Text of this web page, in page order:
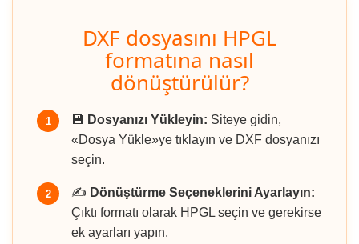
DXF dosyasını HPGL
formatına nasıl
dönüştürülür?
1 💾 Dosyanızı Yükleyin: Siteye gidin,
«Dosya Yükle»ye tıklayın ve DXF dosyanızı
seçin.
2 ✍️ Dönüştürme Seçeneklerini Ayarlayın:
Çıktı formatı olarak HPGL seçin ve gerekirse
ek ayarları yapın.